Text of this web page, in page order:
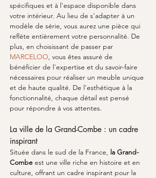
spécifiques et à l'espace disponible dans
votre intérieur. Au lieu de s'adapter à un
modèle de série, vous aurez une pièce qui
reflète entièrement votre personnalité. De
plus, en choisissant de passer par
MARCELOO, vous êtes assuré de
bénéficier de l'expertise et du savoir-faire
nécessaires pour réaliser un meuble unique
et de haute qualité. De l'esthétique à la
fonctionnalité, chaque détail est pensé
pour répondre à vos attentes.
La ville de la Grand-Combe : un cadre
inspirant
Située dans le sud de la France, la Grand-
Combe est une ville riche en histoire et en
culture, offrant un cadre inspirant pour la